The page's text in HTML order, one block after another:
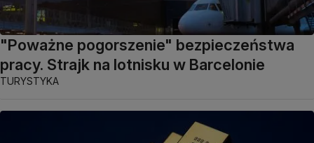
"Poważne pogorszenie" bezpieczeństwa
pracy. Strajk na lotnisku w Barcelonie
TURYSTYKA